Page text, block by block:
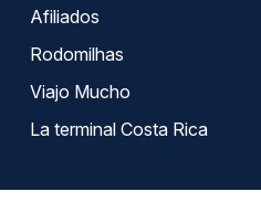
Afiliados
Rodomilhas
Viajo Mucho
La terminal Costa Rica